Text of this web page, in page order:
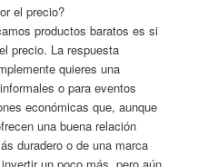
el precio?
productos baratos es si
precio. La respuesta
quieres una
o para eventos
económicas que, aunque
una buena relación
duradero o de una marca
un poco más, pero aún